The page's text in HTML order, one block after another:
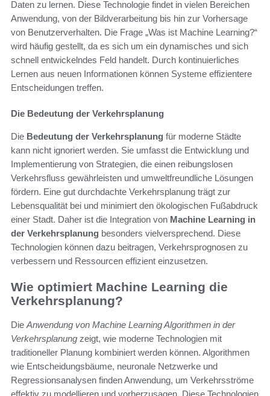
Daten zu lernen. Diese Technologie findet in vielen Bereichen
Anwendung, von der Bildverarbeitung bis hin zur Vorhersage
von Benutzerverhalten. Die Frage „Was ist Machine Learning?“
wird häufig gestellt, da es sich um ein dynamisches und sich
schnell entwickelndes Feld handelt. Durch kontinuierliches
Lernen aus neuen Informationen können Systeme effizientere
Entscheidungen treffen.
Die Bedeutung der Verkehrsplanung
Die Bedeutung der Verkehrsplanung für moderne Städte
kann nicht ignoriert werden. Sie umfasst die Entwicklung und
Implementierung von Strategien, die einen reibungslosen
Verkehrsfluss gewährleisten und umweltfreundliche Lösungen
fördern. Eine gut durchdachte Verkehrsplanung trägt zur
Lebensqualität bei und minimiert den ökologischen Fußabdruck
einer Stadt. Daher ist die Integration von Machine Learning in
der Verkehrsplanung besonders vielversprechend. Diese
Technologien können dazu beitragen, Verkehrsprognosen zu
verbessern und Ressourcen effizient einzusetzen.
Wie optimiert Machine Learning die
Verkehrsplanung?
Die Anwendung von Machine Learning Algorithmen in der
Verkehrsplanung zeigt, wie moderne Technologien mit
traditioneller Planung kombiniert werden können. Algorithmen
wie Entscheidungsbäume, neuronale Netzwerke und
Regressionsanalysen finden Anwendung, um Verkehrsströme